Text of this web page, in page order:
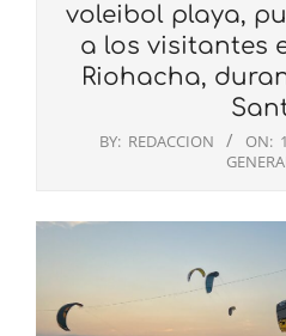
voleibol playa,
a los visitantes
Riohacha,
BY: REDACCION ON: